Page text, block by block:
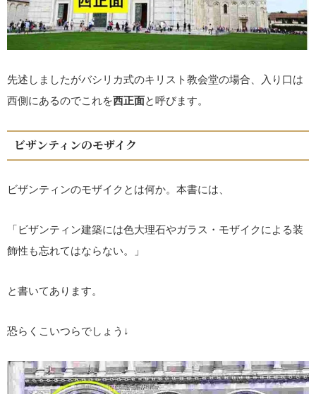
先述しましたがバシリカ式のキリスト教会堂の場合、入り口は
西側にあるのでこれを西正面と呼びます。
ビザンティンのモザイク
ビザンティンのモザイクとは何か。本書には、
「ビザンティン建築には色大理石やガラス・モザイクによる装
飾性も忘れてはならない。」
と書いてあります。
恐らくこいつらでしょう↓